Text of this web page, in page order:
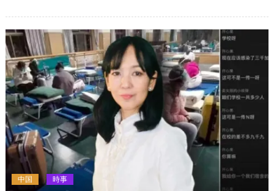
中国 時事